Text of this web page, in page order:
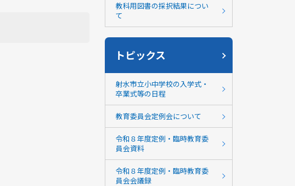
教科用図書の採択結果につい
て
トピックス
射水市立小中学校の入学式・
卒業式等の日程
教育委員会定例会について
令和８年度定例・臨時教育委
員会資料
令和８年度定例・臨時教育委
員会会議録